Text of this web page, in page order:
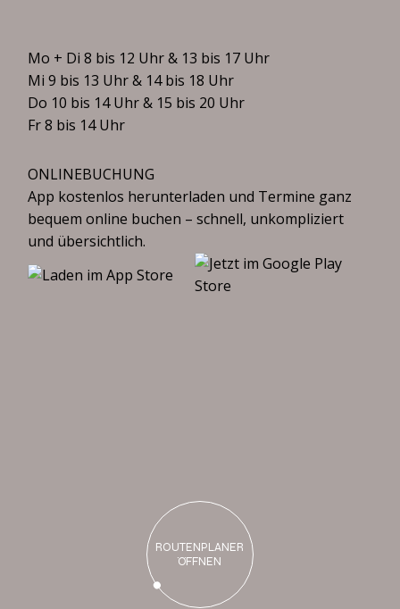
Mo + Di 8 bis 12 Uhr & 13 bis 17 Uhr
Mi 9 bis 13 Uhr & 14 bis 18 Uhr
Do 10 bis 14 Uhr & 15 bis 20 Uhr
Fr 8 bis 14 Uhr
ONLINEBUCHUNG
App kostenlos herunterladen und Termine ganz
bequem online buchen – schnell, unkompliziert
und übersichtlich.
i un
ROUTENPLANER
ÖFFNEN